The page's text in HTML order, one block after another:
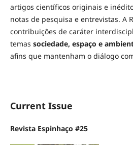
artigos científicos originais e
notas de pesquisa e entrevistas. A
contribuições de caráter
temas sociedade, espaço e
afins que mantenham o diálogo
Current Issue
Revista Espinhaço #25